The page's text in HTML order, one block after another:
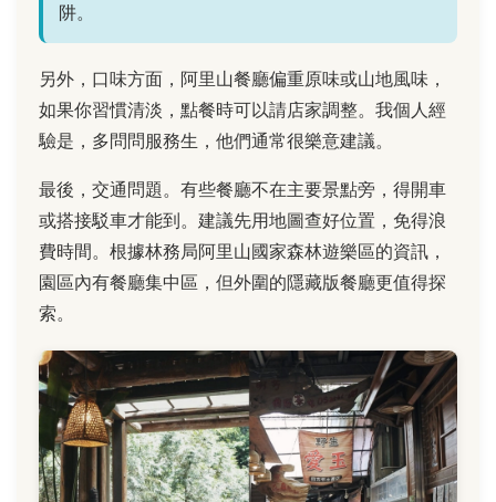
阱。
另外，口味方面，阿里山餐廳偏重原味或山地風味，
如果你習慣清淡，點餐時可以請店家調整。我個人經
驗是，多問問服務生，他們通常很樂意建議。
最後，交通問題。有些餐廳不在主要景點旁，得開車
或搭接駁車才能到。建議先用地圖查好位置，免得浪
費時間。根據林務局阿里山國家森林遊樂區的資訊，
園區內有餐廳集中區，但外圍的隱藏版餐廳更值得探
索。